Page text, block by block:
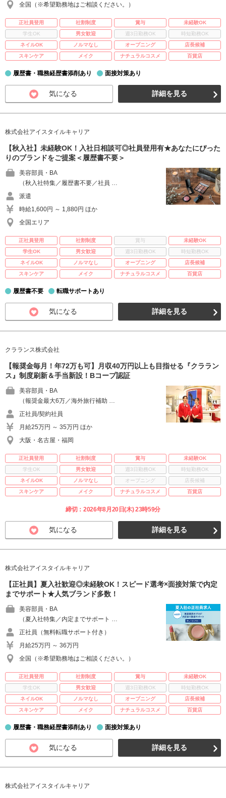
全国（※希望勤務地はご相談ください。）
正社員登用 社割制度 賞与
未経験OK
学生OK
男女歓迎 週3日勤務OK
時短勤務OK
ネイルOK
ノルマなし オープニング
店長候補
スキンケア
メイク ナチュラルコスメ 百貨店
履歴書・職務経歴書添削あり 面接対策あり
気になる 詳細を見る
株式会社アイスタイルキャリア
【秋入社】未経験OK！入社日相談可◎社員登用有★あなたにぴった
りのブランドをご提案＜履歴書不要＞
美容部員・BA
（秋入社特集／履歴書不要／社員 …
派遣
時給1,600円 ～ 1,880円 ほか
全国エリア
正社員登用 社割制度 賞与
未経験OK
学生OK
男女歓迎 週3日勤務OK
時短勤務OK
ネイルOK
ノルマなし オープニング
店長候補
スキンケア
メイク ナチュラルコスメ 百貨店
履歴書不要 転職サポートあり
気になる 詳細を見る
クラランス株式会社
【報奨金毎月！年72万も可】月収40万円以上も目指せる『クララン
ス』制度刷新＆手当新設！Bコープ認証
美容部員・BA
（報奨金最大6万／海外旅行補助 …
正社員/契約社員
月給25万円 ～ 35万円 ほか
大阪・名古屋・福岡
正社員登用 社割制度 賞与
未経験OK
学生OK
男女歓迎 週3日勤務OK
時短勤務OK
ネイルOK
ノルマなし オープニング
店長候補
スキンケア
メイク ナチュラルコスメ 百貨店
締切：2026年8月20日(木) 23時59分
気になる 詳細を見る
株式会社アイスタイルキャリア
【正社員】夏入社歓迎◎未経験OK！スピード選考×面接対策で内定
までサポート★人気ブランド多数！
美容部員・BA
（夏入社特集／内定までサポート …
正社員（無料転職サポート付き）
月給25万円 ～ 36万円
全国（※希望勤務地はご相談ください。）
正社員登用 社割制度 賞与
未経験OK
学生OK
男女歓迎 週3日勤務OK
時短勤務OK
ネイルOK
ノルマなし オープニング
店長候補
スキンケア
メイク ナチュラルコスメ 百貨店
履歴書・職務経歴書添削あり 面接対策あり
気になる 詳細を見る
株式会社アイスタイルキャリア